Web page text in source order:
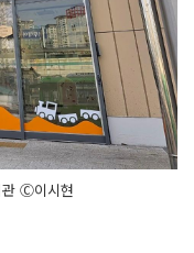
관 Ⓒ이시현